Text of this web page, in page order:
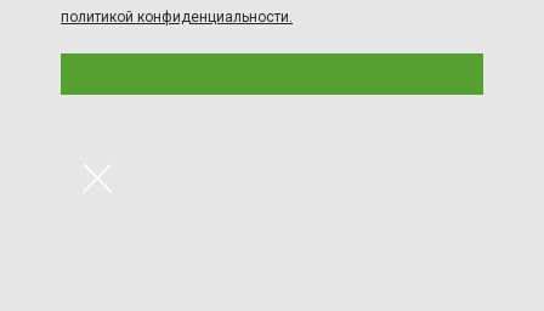
политикой конфиденциальности.
×